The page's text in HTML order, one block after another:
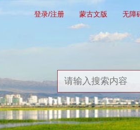
登录/注册 蒙古文版 无障